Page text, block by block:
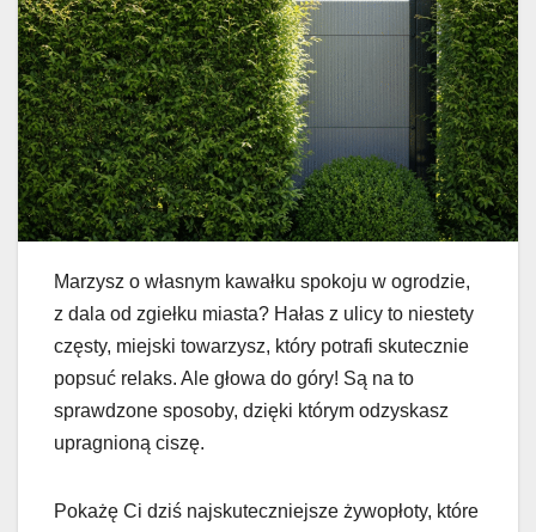
Marzysz o własnym kawałku spokoju w ogrodzie,
z dala od zgiełku miasta? Hałas z ulicy to niestety
częsty, miejski towarzysz, który potrafi skutecznie
popsuć relaks. Ale głowa do góry! Są na to
sprawdzone sposoby, dzięki którym odzyskasz
upragnioną ciszę.
Pokażę Ci dziś najskuteczniejsze żywopłoty, które